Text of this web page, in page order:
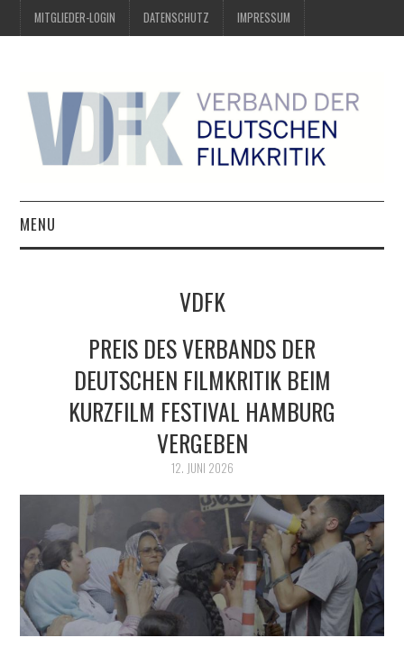
MITGLIEDER-LOGIN DATENSCHUTZ IMPRESSUM
MENU
PREIS DER DEUTSCHEN
FILMKRITIK
FESTIVALPREISE
S. KRACAUER PREIS
WOCHE DER KRITIK
VDFK
PREIS DES VERBANDS DER
DEUTSCHEN FILMKRITIK BEIM
KURZFILM FESTIVAL HAMBURG
VERGEBEN
12. JUNI 2026